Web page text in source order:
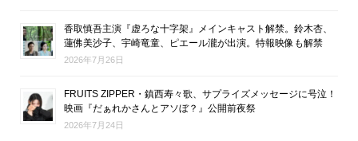
香取慎吾主演『虚ろな十字架』メインキャスト解禁。鈴木杏、
蓮佛美沙子、宇崎竜童、ピエール瀧が出演。特報映像も解禁
2026年7月26日
FRUITS ZIPPER・鎮西寿々歌、サプライズメッセージに号泣！
映画『だぁれかさんとアソぼ？』公開前夜祭
2026年7月24日